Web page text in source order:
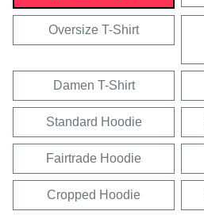
Oversize T-Shirt
Damen T-Shirt
Standard Hoodie
Fairtrade Hoodie
Cropped Hoodie